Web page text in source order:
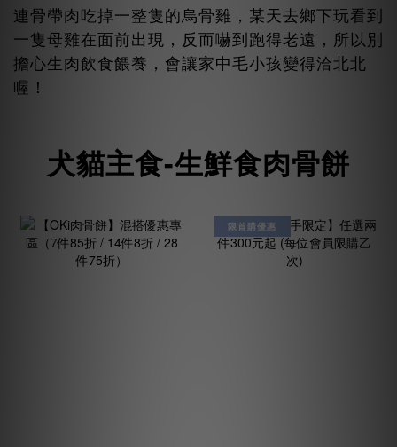
連骨帶肉吃掉一整隻的烏骨雞，某天去鄉下玩看到
一隻母雞在面前出現，反而嚇到跑得老遠，所以別
擔心生肉飲食餵養，會讓家中毛小孩變得洽北北
喔！
犬貓主食-生鮮食肉骨餅
限首購優惠